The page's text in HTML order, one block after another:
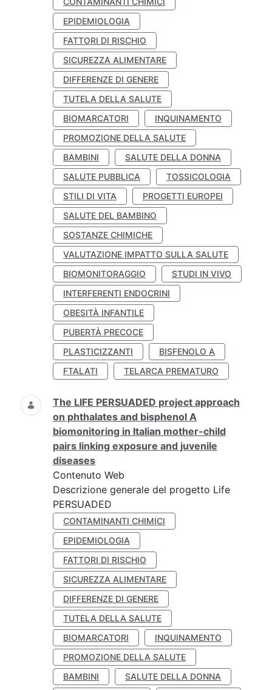
EPIDEMIOLOGIA
FATTORI DI RISCHIO
SICUREZZA ALIMENTARE
DIFFERENZE DI GENERE
TUTELA DELLA SALUTE
BIOMARCATORI
INQUINAMENTO
PROMOZIONE DELLA SALUTE
BAMBINI
SALUTE DELLA DONNA
SALUTE PUBBLICA
TOSSICOLOGIA
STILI DI VITA
PROGETTI EUROPEI
SALUTE DEL BAMBINO
SOSTANZE CHIMICHE
VALUTAZIONE IMPATTO SULLA SALUTE
BIOMONITORAGGIO
STUDI IN VIVO
INTERFERENTI ENDOCRINI
OBESITÀ INFANTILE
PUBERTÀ PRECOCE
PLASTICIZZANTI
BISFENOLO A
FTALATI
TELARCA PREMATURO
The LIFE PERSUADED project approach
on phthalates and bisphenol A
biomonitoring in Italian mother-child
pairs linking exposure and juvenile
diseases
Contenuto Web
Descrizione generale del progetto Life
PERSUADED
CONTAMINANTI CHIMICI
EPIDEMIOLOGIA
FATTORI DI RISCHIO
SICUREZZA ALIMENTARE
DIFFERENZE DI GENERE
TUTELA DELLA SALUTE
BIOMARCATORI
INQUINAMENTO
PROMOZIONE DELLA SALUTE
BAMBINI
SALUTE DELLA DONNA